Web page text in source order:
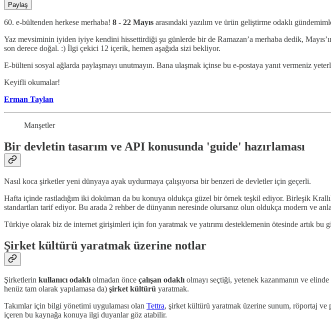
Paylaş
60. e-bültenden herkese merhaba! 8 - 22 Mayıs arasındaki yazılım ve ürün geliştirme odaklı
Yaz mevsiminin iyiden iyiye kendini hissettirdiği şu günlerde bir de Ramazan’a merhaba dedik,
son derece doğal. :) İlgi çekici 12 içerik, hemen aşağıda sizi bekliyor.
E-bülteni sosyal ağlarda paylaşmayı unutmayın. Bana ulaşmak içinse bu e-postaya yanıt vermeniz
Keyifli okumalar!
Erman Taylan
Manşetler
Bir devletin tasarım ve API konusunda 'guide' hazırlaması
Nasıl koca şirketler yeni dünyaya ayak uydurmaya çalışıyorsa bir benzeri de devletler için geçerli.
Hafta içinde rastladığım iki doküman da bu konuya oldukça güzel bir örnek teşkil ediyor. Birleşik
standartları tarif ediyor. Bu arada 2 rehber de dünyanın neresinde olursanız olun oldukça modern ve
Türkiye olarak biz de internet girişimleri için fon yaratmak ve yatırımı desteklemenin ötesinde artık bu
Şirket kültürü yaratmak üzerine notlar
Şirketlerin kullanıcı odaklıolmadan önce çalışan odaklıolmayı seçtiği, yetenek kazanmanın ve
henüz tam olarak yapılamasa da) şirket kültürü yaratmak.
Takımlar için bilgi yönetimi uygulaması olan Tettra, şirket kültürü yaratmak üzerine sunum, röportaj ve
içeren bu kaynağa konuya ilgi duyanlar göz atabilir.